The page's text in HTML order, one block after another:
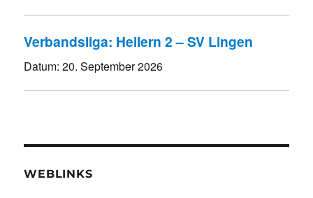
Verbandsliga: Hellern 2 – SV Lingen
Datum:20. September 2026
WEBLINKS